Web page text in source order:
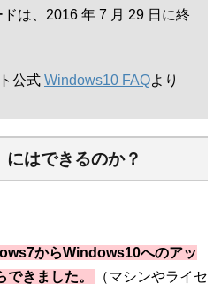
は、2016 年 7 月 29 日に終
公式 Windows10 FAQより
はできるのか？
からWindows10へのアッ
きました。
（マシンやライセ